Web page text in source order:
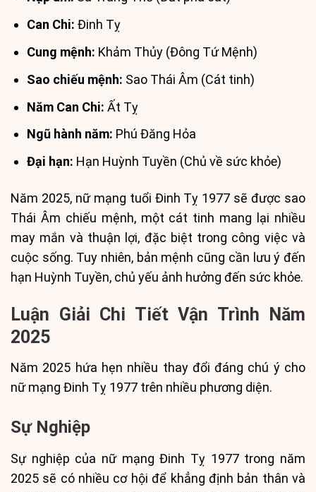
Can Chi: Đinh Tỵ
Cung mệnh: Khảm Thủy (Đông Tứ Mệnh)
Sao chiếu mệnh: Sao Thái Âm (Cát tinh)
Năm Can Chi: Ất Tỵ
Ngũ hành năm: Phú Đăng Hỏa
Đại hạn: Hạn Huỳnh Tuyền (Chủ về sức khỏe)
Năm 2025, nữ mạng tuổi Đinh Tỵ 1977 sẽ được sao
Thái Âm chiếu mệnh, một cát tinh mang lại nhiều
may mắn và thuận lợi, đặc biệt trong công việc và
cuộc sống. Tuy nhiên, bản mệnh cũng cần lưu ý đến
hạn Huỳnh Tuyền, chủ yếu ảnh hưởng đến sức khỏe.
Luận Giải Chi Tiết Vận Trình Năm
2025
Năm 2025 hứa hẹn nhiều thay đổi đáng chú ý cho
nữ mạng Đinh Tỵ 1977 trên nhiều phương diện.
Sự Nghiệp
Sự nghiệp của nữ mạng Đinh Tỵ 1977 trong năm
2025 sẽ có nhiều cơ hội để khẳng định bản thân và